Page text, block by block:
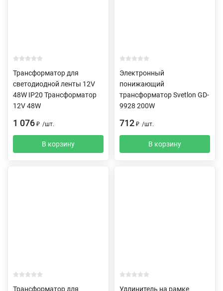
Трансформатор для
светодиодной ленты 12V
48W IP20 Трансформатор
12V 48W
1 076 ₽ /шт.
В корзину
Электронный
понижающий
трансформатор Svetlon GD-
9928 200W
712 ₽ /шт.
В корзину
Трансформатор для
Удлинитель на рамке